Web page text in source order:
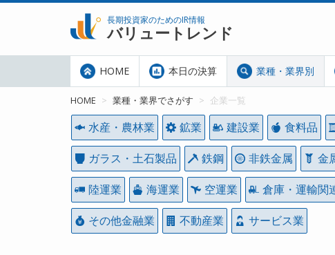
長期投資家のためのIR情報
バリュートレンド
HOME 本日の決算 業種・業界別
HOME 業種・業界でさがす 企業一覧
水産・農林業 鉱業 建設業 食料品
ガラス・土石製品 鉄鋼 非鉄金属 金
陸運業 海運業 空運業 倉庫・運輸関
その他金融業 不動産業 サービス業